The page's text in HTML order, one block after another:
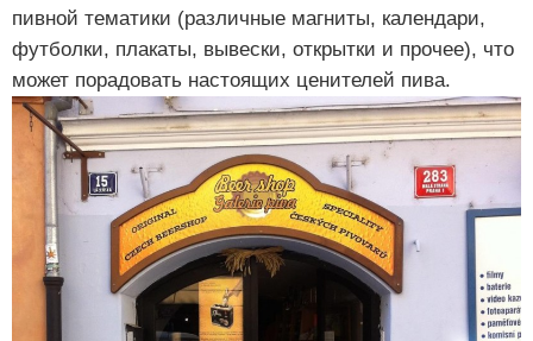
пивной тематики (различные магниты, календари,
футболки, плакаты, вывески, открытки и прочее), что
может порадовать настоящих ценителей пива.